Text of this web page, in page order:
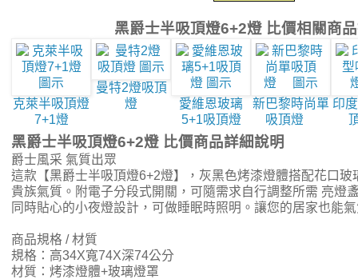
黑爵士半吸頂燈6+2燈 比價相關商
克萊半吸頂燈
7+1燈
曼特2燈吸頂
燈
愛維恩玻璃
5+1吸頂燈
新巴黎時尚單
吸頂燈
印
黑爵士半吸頂燈6+2燈 比價商品詳細說明
爵士風采 氣質出眾
這款【黑爵士半吸頂燈6+2燈】，灰黑色烤漆燈體搭配花口玻
貴族氣質。附電子分段式開關，可隨需求自行調整所需 亮燈
同時貼心的小夜燈設計，可做睡眠時照明。讓您的居家也能
商品規格 / 材質
規格：高34X寬74X深74公分
材質：烤漆燈體+玻璃燈罩